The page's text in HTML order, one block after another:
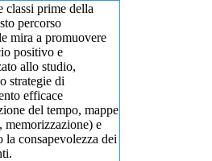
classi prime della
percorso
mira a promuovere
positivo e
allo studio,
strategie di
efficace
del tempo, mappe
memorizzazione) e
la consapevolezza dei